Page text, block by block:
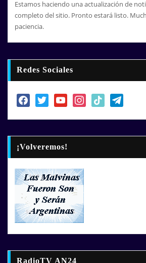
Estamos haciendo una actualización de
completo del sitio. Pronto estará listo.
paciencia.
Redes Sociales
facebooktwitter youtubeinstagram
tiktok telegram
¡Volveremos!
RadioTV AN24